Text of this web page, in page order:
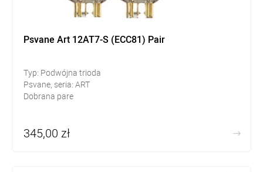
Psvane Art 12AT7-S (ECC81) Pair
Typ: Podwójna trioda
Psvane, seria: ART
Dobrana pare
345,00 zł